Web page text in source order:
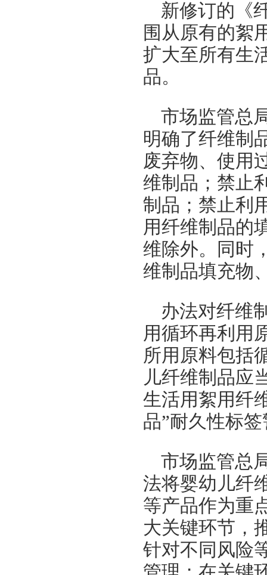
新修订的《
围从原有的絮
扩大至所有生
品。
市场监管总
明确了纤维制
废弃物、使用
维制品；禁止
制品；禁止利
用纤维制品的
维除外。同时
维制品填充物
办法对纤维
用循环再利用
所用原料包括
儿纤维制品应
生活用絮用纤
品”耐久性标
市场监管总
法将婴幼儿纤
等产品作为重
大关键环节，
针对不同风险